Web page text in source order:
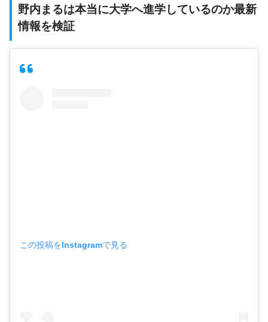
野内まるは本当に大学へ進学しているのか最新
情報を検証
この投稿をInstagramで見る